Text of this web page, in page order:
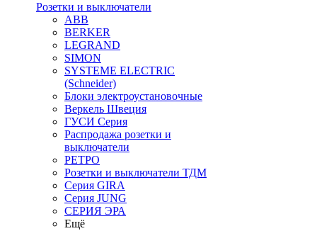
Розетки и выключатели
ABB
BERKER
LEGRAND
SIMON
SYSTEME ELECTRIC
(Schneider)
Блоки электроустановочные
Веркель Швеция
ГУСИ Серия
Распродажа розетки и
выключатели
РЕТРО
Розетки и выключатели ТДМ
Серия GIRA
Серия JUNG
СЕРИЯ ЭРА
Ещё